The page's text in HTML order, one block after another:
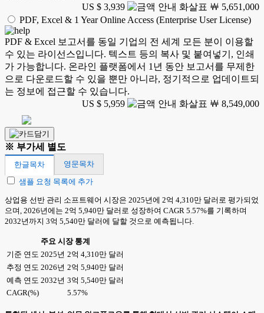
US $ 3,939
￦ 5,651,000
PDF, Excel & 1 Year Online Access (Enterprise User License)
PDF & Excel 보고서를 동일 기업의 전 세계 모든 분이 이용할
수 있는 라이선스입니다. 텍스트 등의 복사 및 붙여넣기, 인쇄
가 가능합니다. 온라인 플랫폼에서 1년 동안 보고서를 무제한
으로 다운로드할 수 있을 뿐만 아니라, 정기적으로 업데이트되
는 정보에 접근할 수 있습니다.
US $ 5,959
￦ 8,549,000
※ 부가세 별도
한글목차
영문목차
샘플 요청 목록에 추가
상업용 선반 관리 소프트웨어 시장은 2025년에 2억 4,310만 달러로 평가되었
으며, 2026년에는 2억 5,940만 달러로 성장하여 CAGR 5.57%를 기록하며
2032년까지 3억 5,540만 달러에 달할 것으로 예측됩니다.
주요 시장 통계
기준 연도 2025년 2억 4,310만 달러
추정 연도 2026년 2억 5,940만 달러
예측 연도 2032년 3억 5,540만 달러
CAGR(%)
5.57%